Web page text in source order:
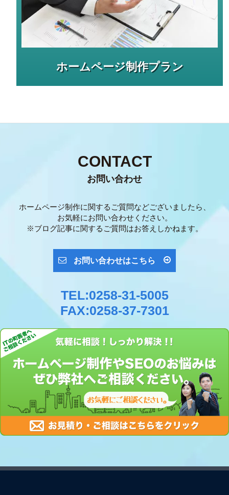
ホームページ制作プラン
CONTACT
お問い合わせ
ホームページ制作に関するご質問などございましたら、
お気軽にお問い合わせください。
※ブログ記事に関するご質問はお答えしかねます。
お問い合わせはこちら
TEL:0258-31-5005
FAX:0258-37-7301